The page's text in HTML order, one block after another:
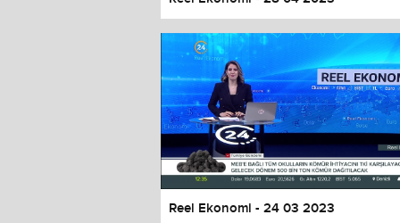
Reel Ekonomi - 24 03 2023